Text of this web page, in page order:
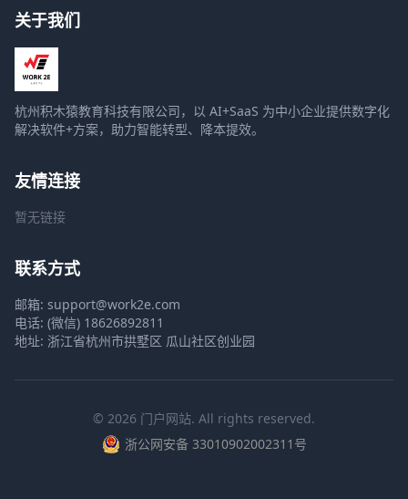
关于我们
杭州积木猿教育科技有限公司，以 AI+SaaS 为中小企业提供数字化
解决软件+方案，助力智能转型、降本提效。
友情连接
暂无链接
联系方式
邮箱: support@work2e.com
电话: (微信) 18626892811
地址: 浙江省杭州市拱墅区 瓜山社区创业园
© 2026 门户网站. All rights reserved.
浙公网安备 33010902002311号